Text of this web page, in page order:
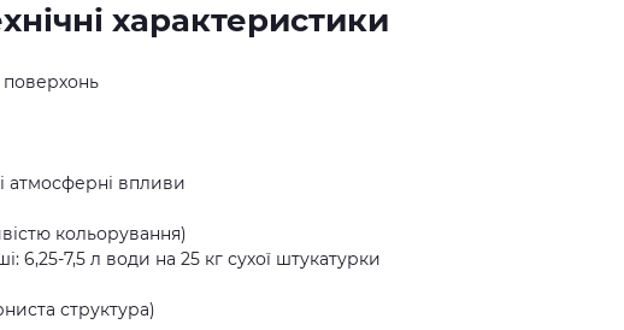
характеристики
поверхонь
атмосферні впливи
кольорування)
6,25-7,5 л води на 25 кг сухої штукатурки
структура)